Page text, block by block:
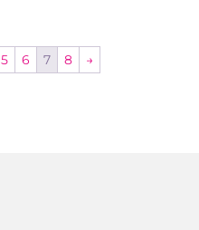
5 6 7 8 →